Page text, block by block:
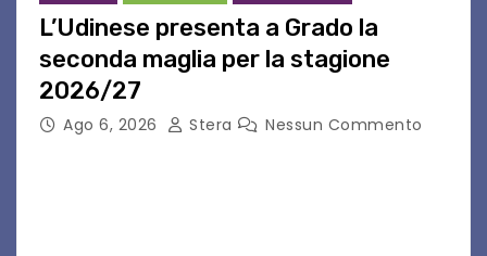
L’Udinese presenta a Grado la
seconda maglia per la stagione
2026/27
Ago 6, 2026 Stera Nessun Commento